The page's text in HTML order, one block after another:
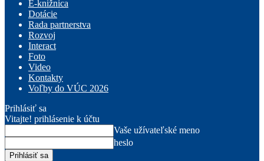
E-knižnica
Dotácie
Rada partnerstva
Rozvoj
Interact
Foto
Video
Kontakty
Voľby do VÚC 2026
Prihlásiť sa
Vitajte! prihlásenie k účtu
Vaše užívateľské meno
heslo